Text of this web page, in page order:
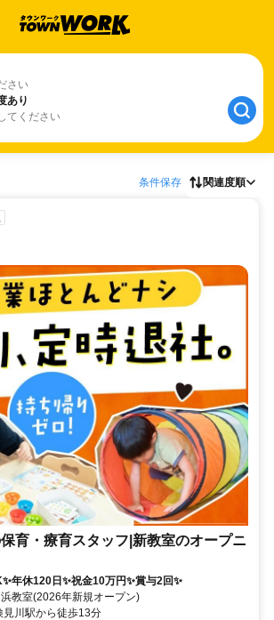
さい
あり
てください
条件保存 関連度順
育・療育スタッフ|新教室のオープニ
年休120日✨祝金10万円✨賞与2回✨
教室(2026年新規オープン)
見川駅から徒歩13分